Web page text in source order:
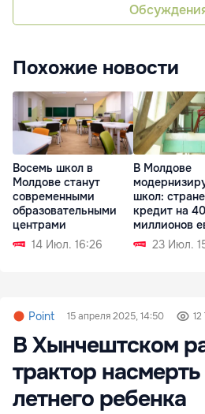
Похожие новости
Восемь школ в
Молдове станут
современными
образовательными
центрами
14 Июл. 16:26
В Молдове
школ:
кредит на 40
миллионов
23 Июл.
Point 15 апреля 2025, 14:50 12
В Хынчештском
трактор
летнего ребенка